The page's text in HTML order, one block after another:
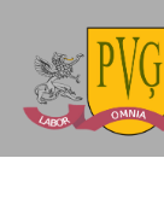
saturu